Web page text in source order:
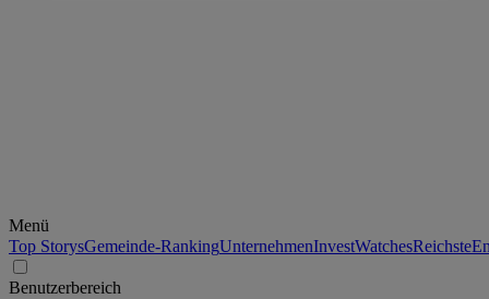
Menü
Top StorysGemeinde-RankingUnternehmenInvestWatchesReichste
Benutzerbereich